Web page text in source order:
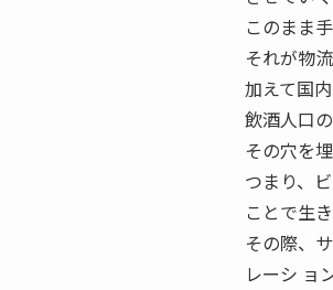
このまま
それが物
加えて国
飲酒人口
その穴を
つまり、
ことで生
その際、
レーシ ョ